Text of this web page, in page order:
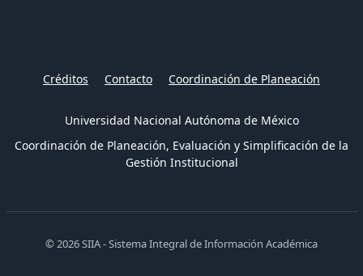
Créditos Contacto Coordinación de Planeación
Universidad Nacional Autónoma de México
Coordinación de Planeación, Evaluación y Simplificación de la
Gestión Institucional
© 2026 SIIA - Sistema Integral de Información Académica